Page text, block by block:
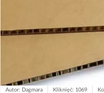
Autor: Dagmara Kliknięć: 1069